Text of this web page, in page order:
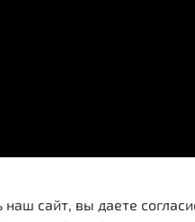
сайт, вы даете